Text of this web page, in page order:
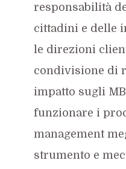
responsabilità
cittadini e delle
le direzioni
condivisione di
impatto sugli
funzionare i
management
strumento e